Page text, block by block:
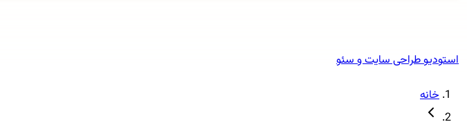
استودیو طراحی سایت و سئو
خانه